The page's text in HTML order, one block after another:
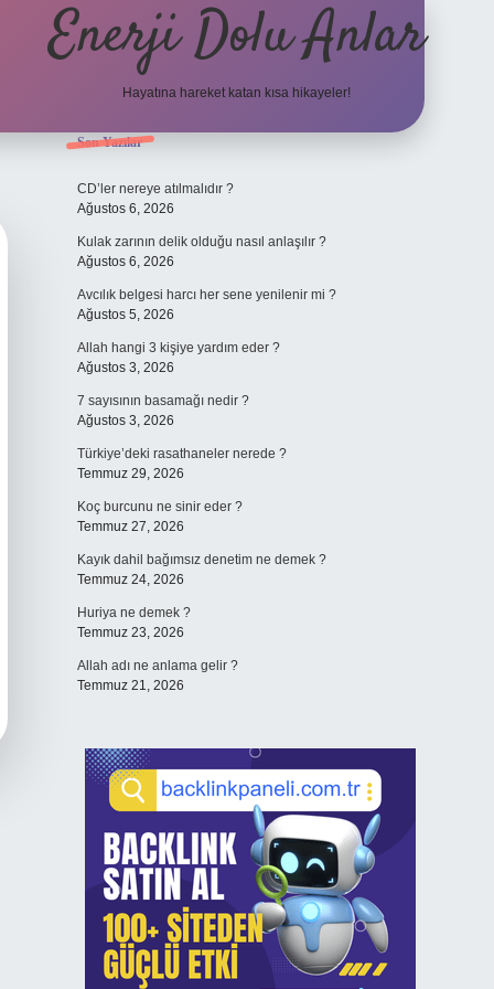
Enerji Dolu Anlar
Hayatına hareket katan kısa hikayeler!
Sidebar
Son Yazılar
CD’ler nereye atılmalıdır ?
Ağustos 6, 2026
Kulak zarının delik olduğu nasıl anlaşılır ?
Ağustos 6, 2026
Avcılık belgesi harcı her sene yenilenir mi ?
Ağustos 5, 2026
Allah hangi 3 kişiye yardım eder ?
Ağustos 3, 2026
7 sayısının basamağı nedir ?
Ağustos 3, 2026
Türkiye’deki rasathaneler nerede ?
Temmuz 29, 2026
Koç burcunu ne sinir eder ?
Temmuz 27, 2026
Kayık dahil bağımsız denetim ne demek ?
Temmuz 24, 2026
Huriya ne demek ?
Temmuz 23, 2026
Allah adı ne anlama gelir ?
Temmuz 21, 2026